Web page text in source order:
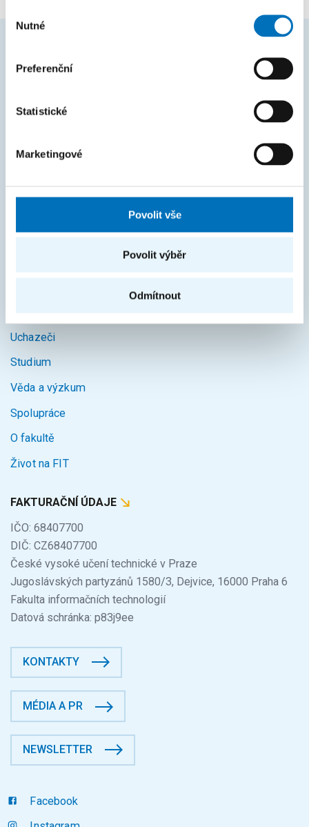
souhlasu
Nutné
Preferenční
Statistické
Marketingové
Povolit vše
Povolit výběr
Odmítnout
ČASTO HLEDÁTE
Studijní oddělení
Uchazeči
Studium
Věda a výzkum
Spolupráce
O fakultě
Život na FIT
FAKTURAČNÍ ÚDAJE
IČO: 68407700
DIČ: CZ68407700
České vysoké učení technické v Praze
Jugoslávských partyzánů 1580/3, Dejvice, 16000 Praha 6
Fakulta informačních technologií
Datová schránka: p83j9ee
KONTAKTY
MÉDIA A PR
NEWSLETTER
Facebook